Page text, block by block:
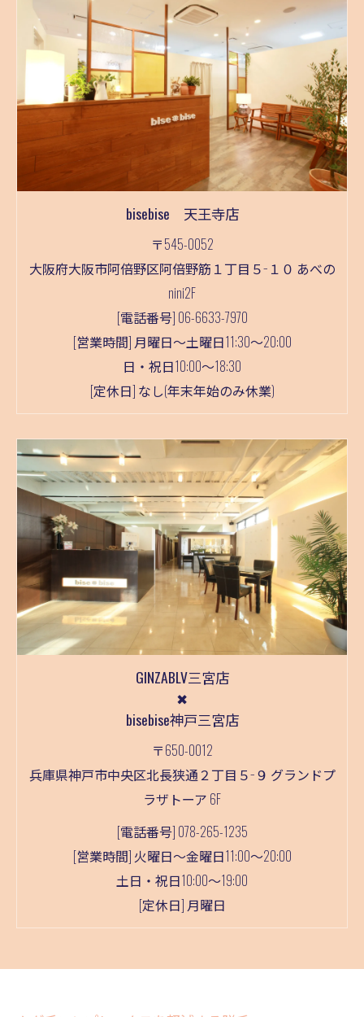
bisebise 天王寺店
〒545-0052
大阪府大阪市阿倍野区阿倍野筋１丁目５−１０ あべの
nini2F
[電話番号] 06-6633-7970
[営業時間] 月曜日～土曜日11:30～20:00
日・祝日10:00～18:30
[定休日] なし(年末年始のみ休業)
GINZABLV三宮店
✖
bisebise神戸三宮店
〒650-0012
兵庫県神戸市中央区北長狭通２丁目５−９ グランドプ
ラザトーア 6F
[電話番号] 078-265-1235
[営業時間] 火曜日～金曜日11:00～20:00
土日・祝日10:00～19:00
[定休日] 月曜日